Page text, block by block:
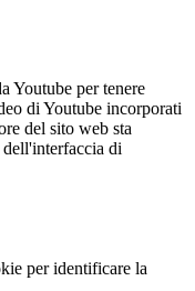
Youtube per tenere
di Youtube incorporati
del sito web sta
di
per identificare la